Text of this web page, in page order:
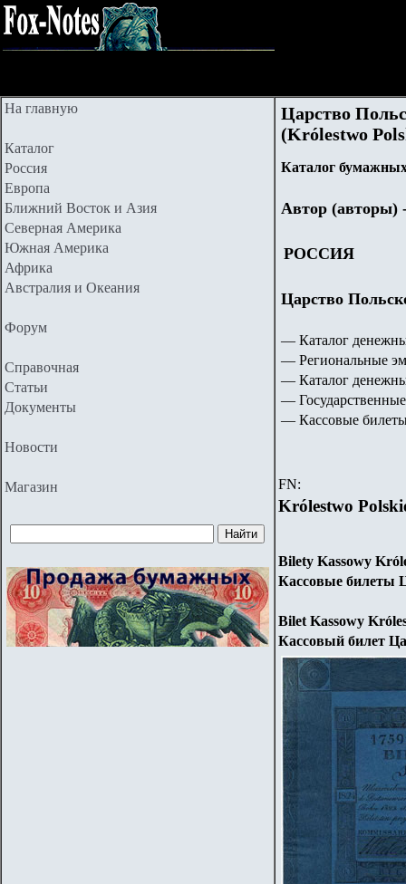
На главную
Каталог
Россия
Европа
Ближний Восток и Азия
Северная Америка
Южная Америка
Африка
Австралия и Океания
Форум
Справочная
Статьи
Документы
Новости
Магазин
Царство
(Królestwo
Каталог
Автор (авторы)
РОССИЯ
Царство
— Каталог
— Региональные
— Каталог
—
— Кассовые
FN:
Królestwo
Bilety Kassowy
Кассовые билеты
Bilet Kassowy
Кассовый билет